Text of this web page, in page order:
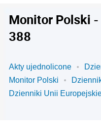
Monitor Polski
388
Akty ujednolicone
Monitor Polski
Dzienniki Unii